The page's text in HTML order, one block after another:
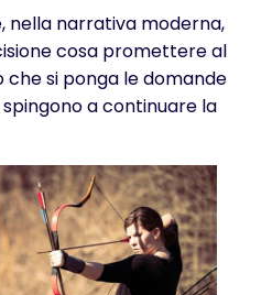
nella narrativa moderna,
cosa promettere al
si ponga le domande
a continuare la